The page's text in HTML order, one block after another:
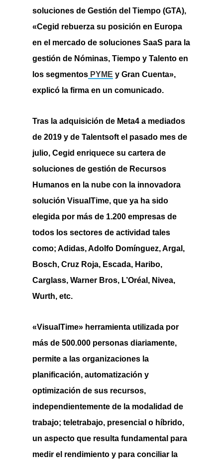
soluciones de Gestión del Tiempo (GTA),
«Cegid rebuerza su posición en Europa
en el mercado de soluciones SaaS para la
gestión de Nóminas, Tiempo y Talento en
los segmentos PYME y Gran Cuenta»,
explicó la firma en un comunicado.
Tras la adquisición de Meta4 a mediados
de 2019 y de Talentsoft el pasado mes de
julio, Cegid enriquece su cartera de
soluciones de gestión de Recursos
Humanos en la nube con la innovadora
solución VisualTime, que ya ha sido
elegida por más de 1.200 empresas de
todos los sectores de actividad tales
como; Adidas, Adolfo Domínguez, Argal,
Bosch, Cruz Roja, Escada, Haribo,
Carglass, Warner Bros, L’Oréal, Nivea,
Wurth, etc.
«VisualTime» herramienta utilizada por
más de 500.000 personas diariamente,
permite a las organizaciones la
planificación, automatización y
optimización de sus recursos,
independientemente de la modalidad de
trabajo; teletrabajo, presencial o híbrido,
un aspecto que resulta fundamental para
medir el rendimiento y para conciliar la